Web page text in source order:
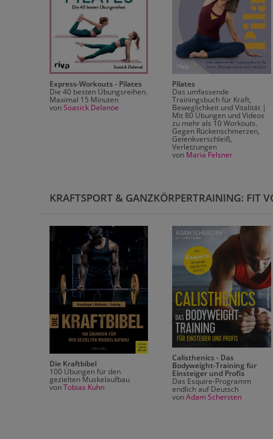
Express-Workouts - Pilates
Die 40 besten Übungsreihen.
Maximal 15 Minuten
von Soasick Delanöe
Pilates
Das umfassende
Trainingsbuch für Kraft,
Beweglichkeit und Vitalität |
Mit 80 Übungen und Videos
zu mehr als 10 Workouts.
Gegen Rückenschmerzen,
Gelenkverschleiß,
Verletzungen
von Maria Felsner
KRAFTSPORT & GANZKÖRPERTRAINING: FIT
Die Kraftbibel
100 Übungen für den
gezielten Muskelaufbau
von Tobias Kuhn
Calisthenics - Das
Bodyweight-Training für
Einsteiger und Profis
Das Esquire-Programm
endlich auf Deutsch
vonAdam Schersten